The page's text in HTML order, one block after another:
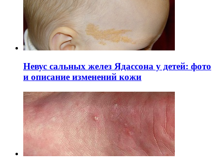
Невус сальных желез Ядассона у детей: фото
и описание изменений кожи